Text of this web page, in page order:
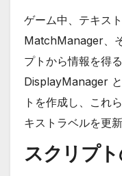
ゲーム中、テキス
MatchManager、
プトから情報を得
DisplayManager
トを作成し、これ
キストラベルを更
スクリプ